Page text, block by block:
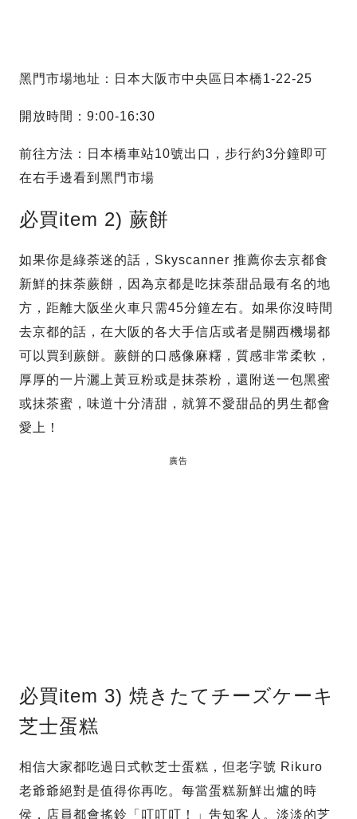
黑門市場地址：日本大阪市中央區日本橋1-22-25
開放時間：9:00-16:30
前往方法：日本橋車站10號出口，步行約3分鐘即可
在右手邊看到黑門市場
必買item 2) 蕨餅
如果你是綠荼迷的話，Skyscanner 推薦你去京都食
新鮮的抹荼蕨餅，因為京都是吃抹荼甜品最有名的地
方，距離大阪坐火車只需45分鐘左右。如果你沒時間
去京都的話，在大阪的各大手信店或者是關西機場都
可以買到蕨餅。蕨餅的口感像麻糬，質感非常柔軟，
厚厚的一片灑上黃豆粉或是抹荼粉，還附送一包黑蜜
或抺茶蜜，味道十分清甜，就算不愛甜品的男生都會
愛上！
廣告
必買item 3) 焼きたてチーズケーキ
芝士蛋糕
相信大家都吃過日式軟芝士蛋糕，但老字號 Rikuro
老爺爺絕對是值得你再吃。每當蛋糕新鮮出爐的時
侯，店員都會搖鈴「叮叮叮！」吿知客人。淡淡的芝